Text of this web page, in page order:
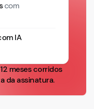
com
IA
meses corridos
da assinatura.